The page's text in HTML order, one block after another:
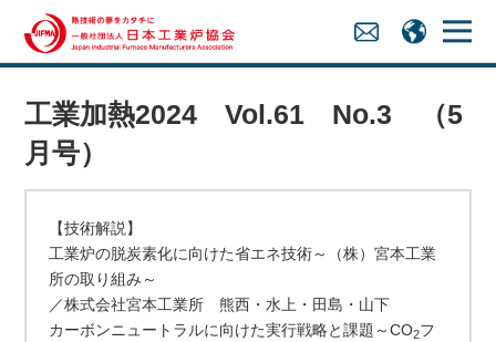
工業加熱2024 Vol.61 No.3 （5
月号）
【技術解説】
工業炉の脱炭素化に向けた省エネ技術～（株）宮本工業
所の取り組み～
／株式会社宮本工業所 熊西・水上・田島・山下
カーボンニュートラルに向けた実行戦略と課題～CO2フ